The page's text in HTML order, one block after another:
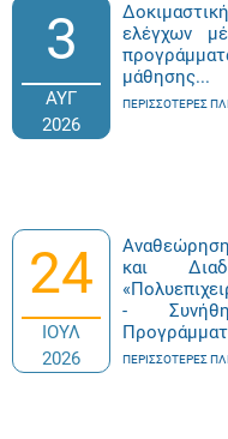
3
ΑΥΓ
2026
ελέγχων
μάθησης...
ΠΕΡΙΣΣΌΤΕΡΕΣ
24
ΙΟΥΛ
2026
και
-
ΠΕΡΙΣΣΌΤΕΡΕΣ